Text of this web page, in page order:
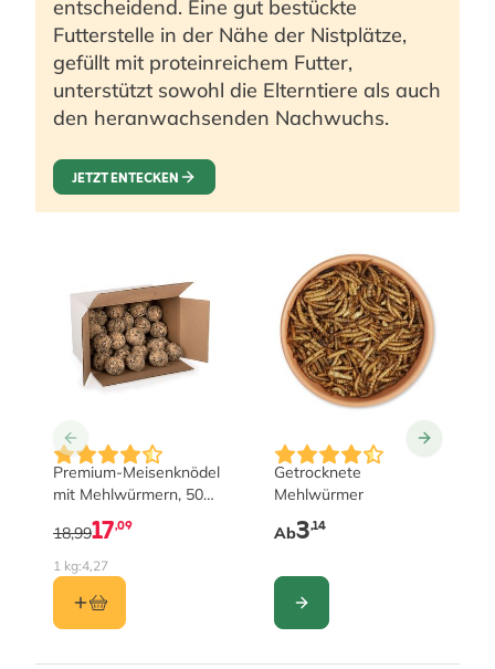
entscheidend. Eine gut bestückte
Futterstelle in der Nähe der Nistplätze,
gefüllt mit proteinreichem Futter,
unterstützt sowohl die Elterntiere als auch
den heranwachsenden Nachwuchs.
JETZT ENTECKEN
Premium-Meisenknödel
mit Mehlwürmern, 50
17,09
18,99
1 kg:4,27
Getrocknete
Mehlwürmer
The price depends on the
Ab3,14
KONFIGURIEREN